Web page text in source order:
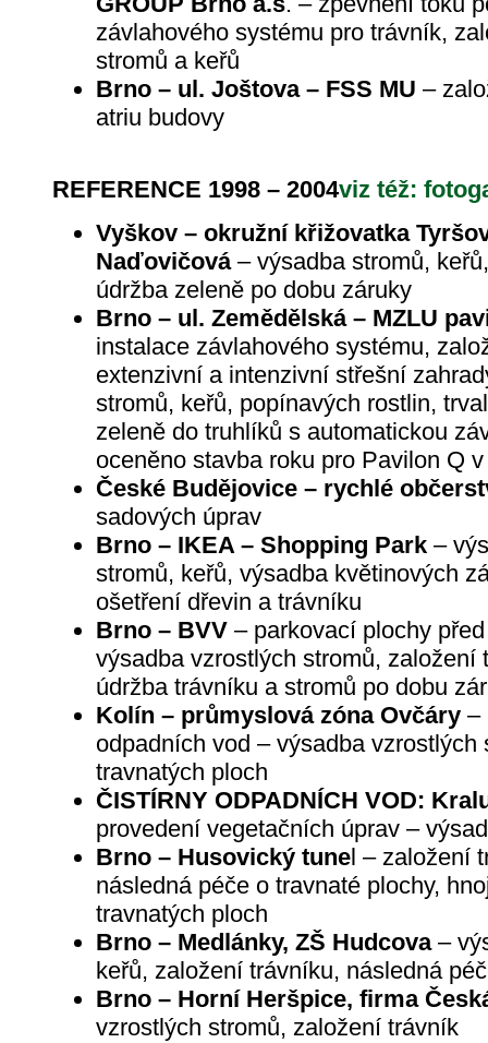
závlahového systému pro trávník,
stromů a keřů
Brno – ul. Joštova – FSS MU –
atriu budovy
REFERENCE 1998 – 2004viz též:
Vyškov – okružní křižovatka
Naďovičová– výsadba stromů,
údržba zeleně po dobu záruky
Brno – ul. Zemědělská – MZLU
instalace závlahového systému,
extenzivní a intenzivní střešní
stromů, keřů, popínavých rostlin,
zeleně do truhlíků s automatickou
oceněno stavba roku pro Pavilon Q
České Budějovice – rychlé
sadových úprav
Brno – IKEA – Shopping Park–
stromů, keřů, výsadba květinových
ošetření dřevin a trávníku
Brno – BVV– parkovací plochy
výsadba vzrostlých stromů, založení
údržba trávníku a stromů po dobu
Kolín – průmyslová zóna Ovčáry–
odpadních vod – výsadba vzrostlých
travnatých ploch
ČISTÍRNY ODPADNÍCH VOD:
provedení vegetačních úprav –
Brno – Husovický tunel – založení
následná péče o travnaté plochy,
travnatých ploch
Brno – Medlánky, ZŠ Hudcova–
keřů, založení trávníku, následná
Brno – Horní Heršpice, firma
vzrostlých stromů, založení trávník